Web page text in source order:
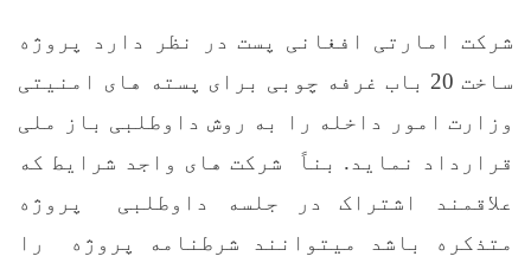
شرکت امارتی افغانی پست در نظر دارد پروژه
ساخت 20 باب غرفه چوبی برای پسته های امنیتی
وزارت امور داخله را به روش داوطلبی باز ملی
قرارداد نماید. بناً شرکت های واجد شرایط که
علاقمند اشتراک در جلسه داوطلبی پروژه
متذکره باشد میتوانند شرطنامه پروژه را